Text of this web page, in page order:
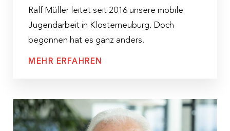
Ralf Müller leitet seit 2016 unsere mobile
Jugendarbeit in Klosterneuburg. Doch
begonnen hat es ganz anders.
MEHR ERFAHREN